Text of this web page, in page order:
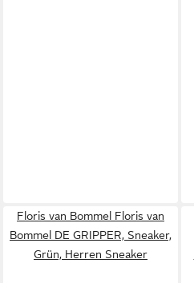
Floris van Bommel Floris van
Bommel DE GRIPPER, Sneaker,
Grün, Herren Sneaker